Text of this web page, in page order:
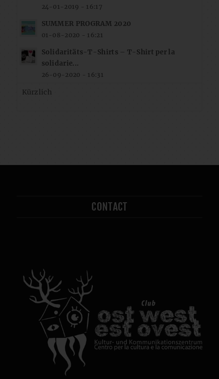
24-01-2019 - 16:17
SUMMER PROGRAM 2020
01-08-2020 - 16:21
Solidaritäts-T-Shirts – T-Shirt per la
solidarie...
26-09-2020 - 16:31
Kürzlich
CONTACT